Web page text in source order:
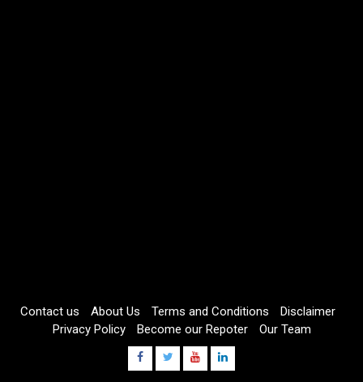
Contact us About Us Terms and Conditions
Disclaimer
Privacy Policy
Become our Repoter
Our Team
Facebook
TwitterYoutubeLinkdin